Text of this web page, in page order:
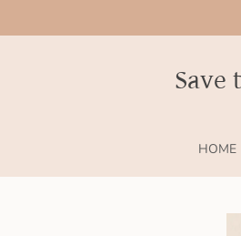
direct
Save
HOME